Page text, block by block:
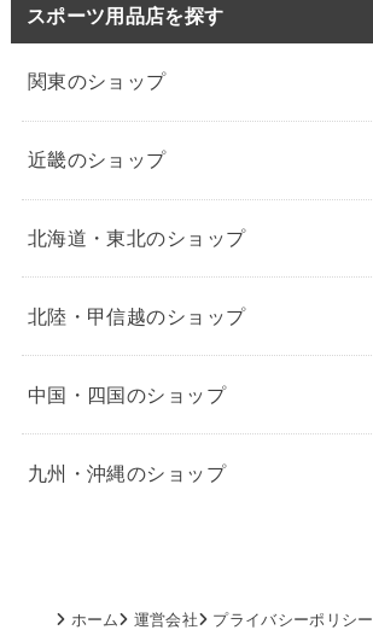
スポーツ用品店を探す
関東のショップ
近畿のショップ
北海道・東北のショップ
北陸・甲信越のショップ
中国・四国のショップ
九州・沖縄のショップ
ホーム 運営会社 プライバシーポリシー